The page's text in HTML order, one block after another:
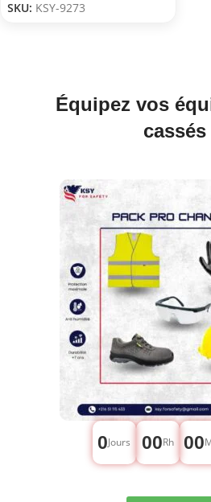
SKU: KSY-9273
Équipez vos
cassés
0Jours 00Rh 00